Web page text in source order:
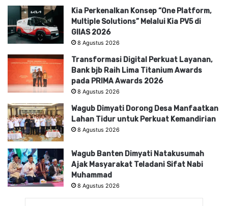
Kia Perkenalkan Konsep “One Platform,
Multiple Solutions” Melalui Kia PV5 di
GIIAS 2026
8 Agustus 2026
Transformasi Digital Perkuat Layanan,
Bank bjb Raih Lima Titanium Awards
pada PRIMA Awards 2026
8 Agustus 2026
Wagub Dimyati Dorong Desa Manfaatkan
Lahan Tidur untuk Perkuat Kemandirian
8 Agustus 2026
Wagub Banten Dimyati Natakusumah
Ajak Masyarakat Teladani Sifat Nabi
Muhammad
8 Agustus 2026